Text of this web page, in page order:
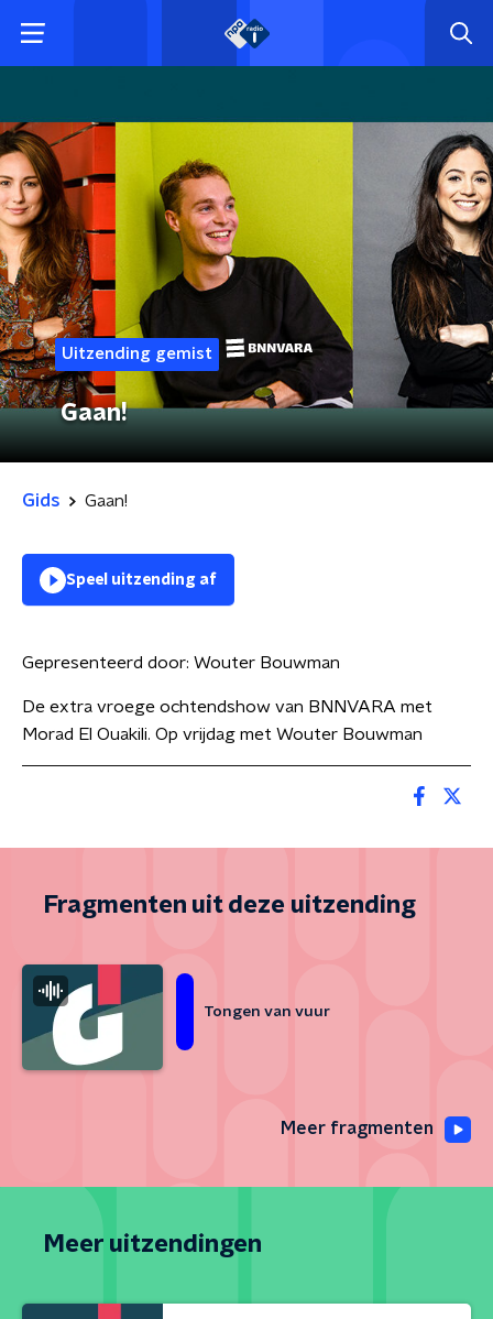
Uitzending gemist
Gaan!
Gids Gaan!
Speel uitzending af
Gepresenteerd door: Wouter Bouwman
De extra vroege ochtendshow van BNNVARA met
Morad El Ouakili. Op vrijdag met Wouter Bouwman
Fragmenten uit deze uitzending
Tongen van vuur
Meer fragmenten
Meer uitzendingen